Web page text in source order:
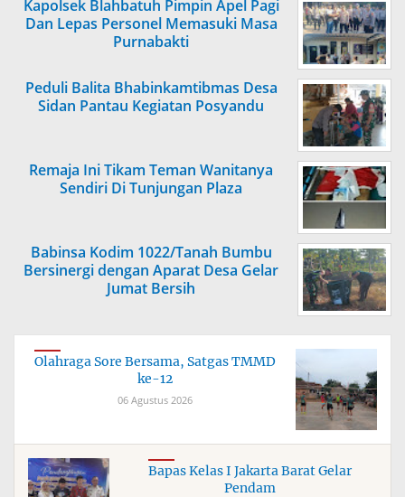
Kapolsek Blahbatuh Pimpin Apel Pagi
Dan Lepas Personel Memasuki Masa
Purnabakti
Peduli Balita Bhabinkamtibmas Desa
Sidan Pantau Kegiatan Posyandu
Remaja Ini Tikam Teman Wanitanya
Sendiri Di Tunjungan Plaza
Babinsa Kodim 1022/Tanah Bumbu
Bersinergi dengan Aparat Desa Gelar
Jumat Bersih
Olahraga Sore Bersama, Satgas TMMD
ke-12
06 Agustus 2026
Bapas Kelas I Jakarta Barat Gelar
Pendam